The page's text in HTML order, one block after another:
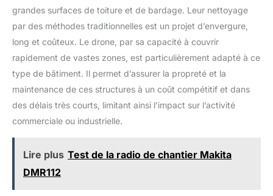
grandes surfaces de toiture et de bardage. Leur nettoyage
par des méthodes traditionnelles est un projet d’envergure,
long et coûteux. Le drone, par sa capacité à couvrir
rapidement de vastes zones, est particulièrement adapté à ce
type de bâtiment. Il permet d’assurer la propreté et la
maintenance de ces structures à un coût compétitif et dans
des délais très courts, limitant ainsi l’impact sur l’activité
commerciale ou industrielle.
Lire plus Test de la radio de chantier Makita
DMR112